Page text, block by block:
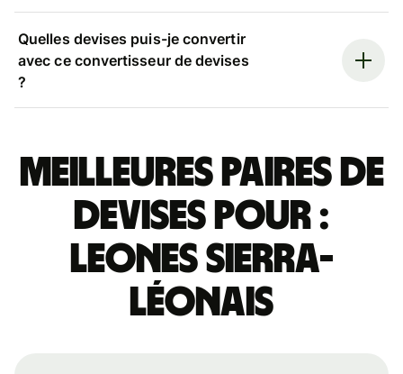
Quelles devises puis-je convertir
avec ce convertisseur de devises
?
Meilleures paires de
devises pour :
leones sierra-
léonais